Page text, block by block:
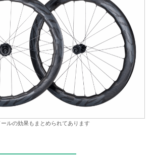
ルの効果もまとめられてあります